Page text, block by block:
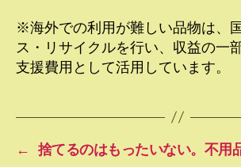
※海外での利用が難しい品物は、
ス・リサイクルを行い、収益の一
支援費用として活用しています。
←
捨てるのはもったいない。不用